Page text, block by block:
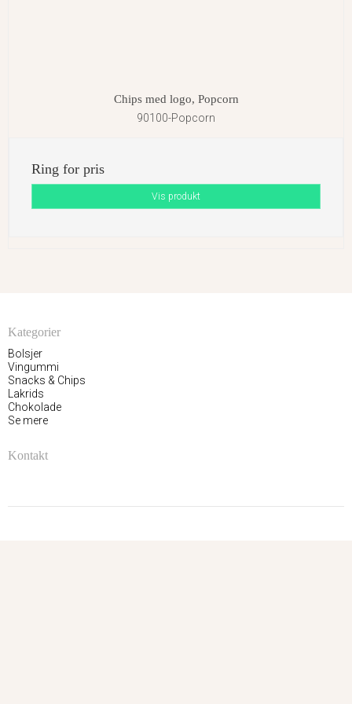
Chips med logo, Popcorn
90100-Popcorn
Ring for pris
Vis produkt
Kategorier
Bolsjer
Vingummi
Snacks & Chips
Lakrids
Chokolade
Se mere
Kontakt